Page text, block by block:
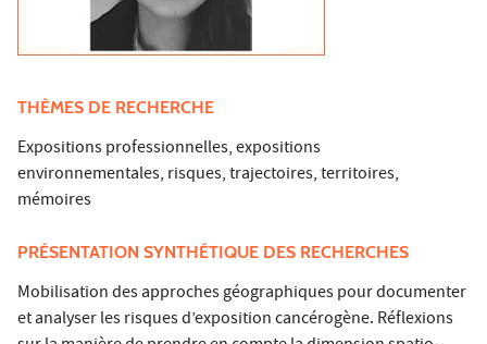
THÈMES DE RECHERCHE
Expositions professionnelles, expositions
environnementales, risques, trajectoires, territoires,
mémoires
PRÉSENTATION SYNTHÉTIQUE DES RECHERCHES
Mobilisation des approches géographiques pour documenter
et analyser les risques d’exposition cancérogène. Réflexions